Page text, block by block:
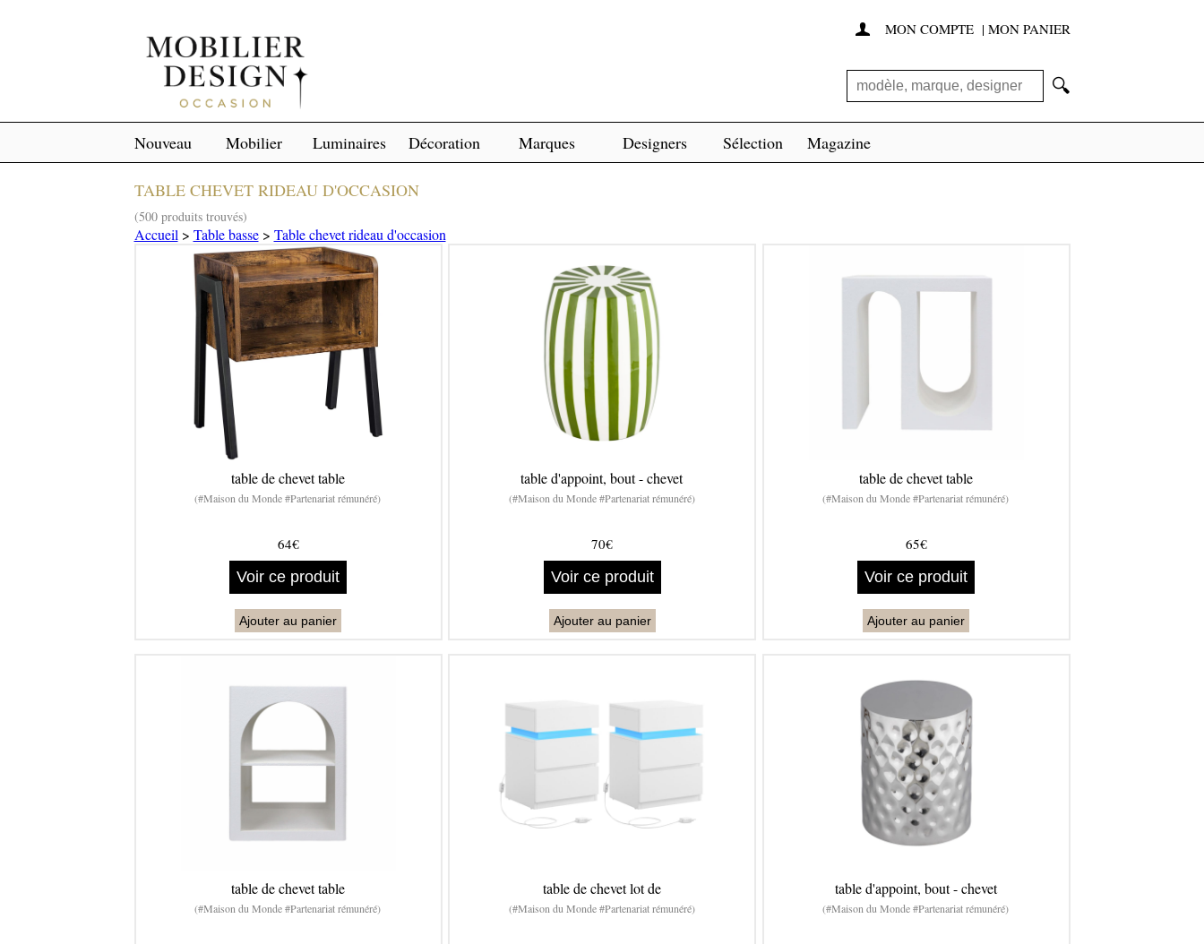
 MON COMPTE | MON PANIER
🔍
Nouveau Mobilier Luminaires Décoration Marques Designers Sélection Magazine
TABLE CHEVET RIDEAU D'OCCASION
(500 produits trouvés)
Accueil> Table basse> Table chevet rideau d'occasion
table de chevet table
(#Maison du Monde #Partenariat rémunéré)
64€
Voir ce produit
Ajouter au panier
table d'appoint, bout - chevet
(#Maison du Monde #Partenariat rémunéré)
70€
Voir ce produit
Ajouter au panier
table de chevet table
(#Maison du Monde #Partenariat rémunéré)
65€
Voir ce produit
Ajouter au panier
table de chevet table
(#Maison du Monde #Partenariat rémunéré)
table de chevet lot de
(#Maison du Monde #Partenariat rémunéré)
table d'appoint, bout - chevet
(#Maison du Monde #Partenariat rémunéré)